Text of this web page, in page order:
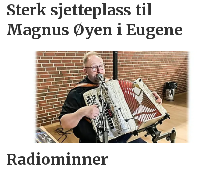
Sterk sjetteplass til
Magnus Øyen i Eugene
Radiominner